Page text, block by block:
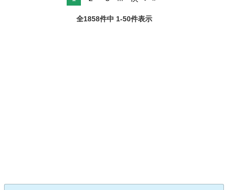
全1858件中 1-50件表示